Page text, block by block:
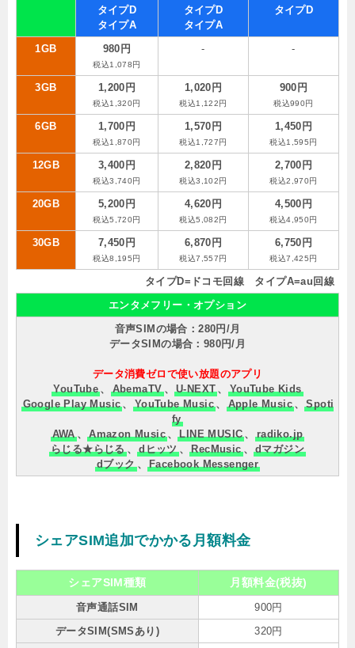
タイプD
タイプA
タイプD
タイプA
タイプD
1GB 980円
税込1,078円
- -
3GB 1,200円
税込1,320円
1,020円
税込1,122円
900円
税込990円
6GB 1,700円
税込1,870円
1,570円
税込1,727円
1,450円
税込1,595円
12GB 3,400円
税込3,740円
2,820円
税込3,102円
2,700円
税込2,970円
20GB 5,200円
税込5,720円
4,620円
税込5,082円
4,500円
税込4,950円
30GB 7,450円
税込8,195円
6,870円
税込7,557円
6,750円
税込7,425円
タイプD=ドコモ回線 タイプA=au回線
エンタメフリー・オプション
音声SIMの場合：280円/月
データSIMの場合：980円/月
データ消費ゼロで使い放題のアプリ
YouTube、 AbemaTV、 U-NEXT、
YouTube Kids
Google Play Music、 YouTube Music、 Apple Music、Spoti
fy
AWA、Amazon Music 、LINE MUSIC、
radiko.jp
らじる★らじる、dヒッツ、RecMusic、
dマガジン
dブック、 Facebook Messenger
シェアSIM追加でかかる月額料金
シェアSIM種類 月額料金(税抜)
音声通話SIM
900円
データSIM(SMSあり)
320円